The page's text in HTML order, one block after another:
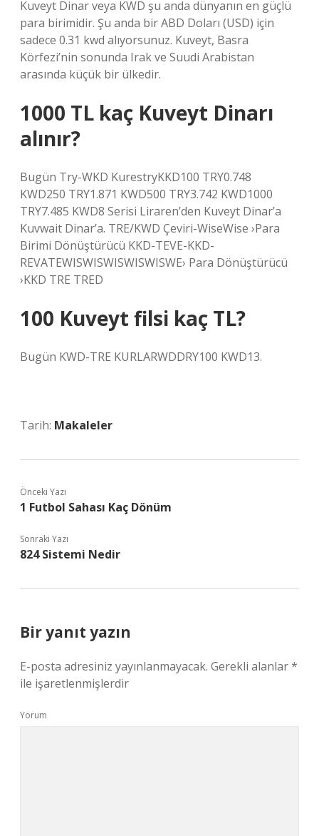
Kuveyt Dinar veya KWD şu anda dünyanın en güçlü
para birimidir. Şu anda bir ABD Doları (USD) için
sadece 0.31 kwd alıyorsunuz. Kuveyt, Basra
Körfezi’nin sonunda Irak ve Suudi Arabistan
arasında küçük bir ülkedir.
1000 TL kaç Kuveyt Dinarı
alınır?
Bugün Try-WKD KurestryKKD100 TRY0.748
KWD250 TRY1.871 KWD500 TRY3.742 KWD1000
TRY7.485 KWD8 Serisi Liraren’den Kuveyt Dinar’a
Kuvwait Dinar’a. TRE/KWD Çeviri-WiseWise ›Para
Birimi Dönüştürücü KKD-TEVE-KKD-
REVATEWISWISWISWISWISWE› Para Dönüştürücü
›KKD TRE TRED
100 Kuveyt filsi kaç TL?
Bugün KWD-TRE KURLARWDDRY100 KWD13.
Tarih: Makaleler
Önceki Yazı
1 Futbol Sahası Kaç Dönüm
Sonraki Yazı
824 Sistemi Nedir
Bir yanıt yazın
E-posta adresiniz yayınlanmayacak. Gerekli alanlar*
ile işaretlenmişlerdir
Yorum